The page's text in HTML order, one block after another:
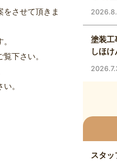
させて頂きま
下さい。
。
塗装工
しほ
スタッ